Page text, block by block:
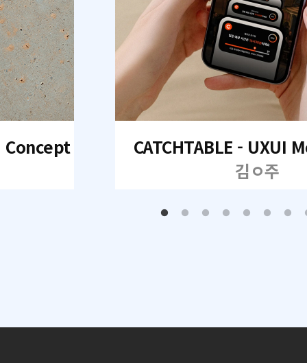
CATCHTABLE - UXUI
김ㅇ주